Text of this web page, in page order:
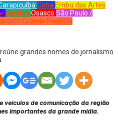
Cotia Embu das Artes
Jandira Osasco São Paulo /
Grande Paulista
veículos de comunicação da região
importantes da grande mídia.